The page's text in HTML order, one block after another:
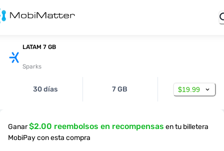
LATAM 7 GB
Sparks
30 días 7 GB $19.99
Ganar$2.00 reembolsos en recompensas en tu billetera
MobiPay con esta compra